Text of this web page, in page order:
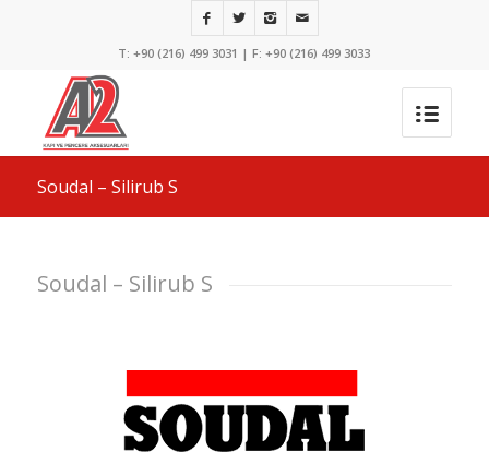
T: +90 (216) 499 3031 | F: +90 (216) 499 3033
Soudal – Silirub S
Soudal – Silirub S